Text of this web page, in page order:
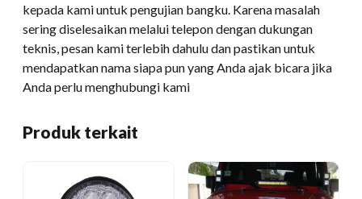
kepada kami untuk pengujian bangku. Karena masalah
sering diselesaikan melalui telepon dengan dukungan
teknis, pesan kami terlebih dahulu dan pastikan untuk
mendapatkan nama siapa pun yang Anda ajak bicara jika
Anda perlu menghubungi kami
Produk terkait